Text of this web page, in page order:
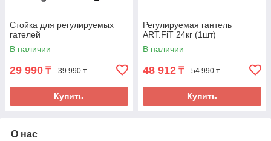
Стойка для регулируемых
гателей
В наличии
29 990 ₸ 39 990 ₸
Купить
Регулируемая гантель
ART.FiT 24кг (1шт)
В наличии
48 912 ₸ 54 990 ₸
Купить
О нас